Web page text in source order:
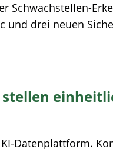
Schwachstellen-
und drei neuen
stellen
Datenplattform.